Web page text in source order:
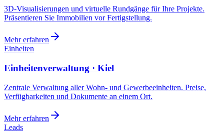
3D-Visualisierungen und virtuelle Rundgänge für Ihre Projekte.
Präsentieren Sie Immobilien vor Fertigstellung.
Mehr erfahren
Einheiten
Einheitenverwaltung · Kiel
Zentrale Verwaltung aller Wohn- und Gewerbeeinheiten. Preise,
Verfügbarkeiten und Dokumente an einem Ort.
Mehr erfahren
Leads